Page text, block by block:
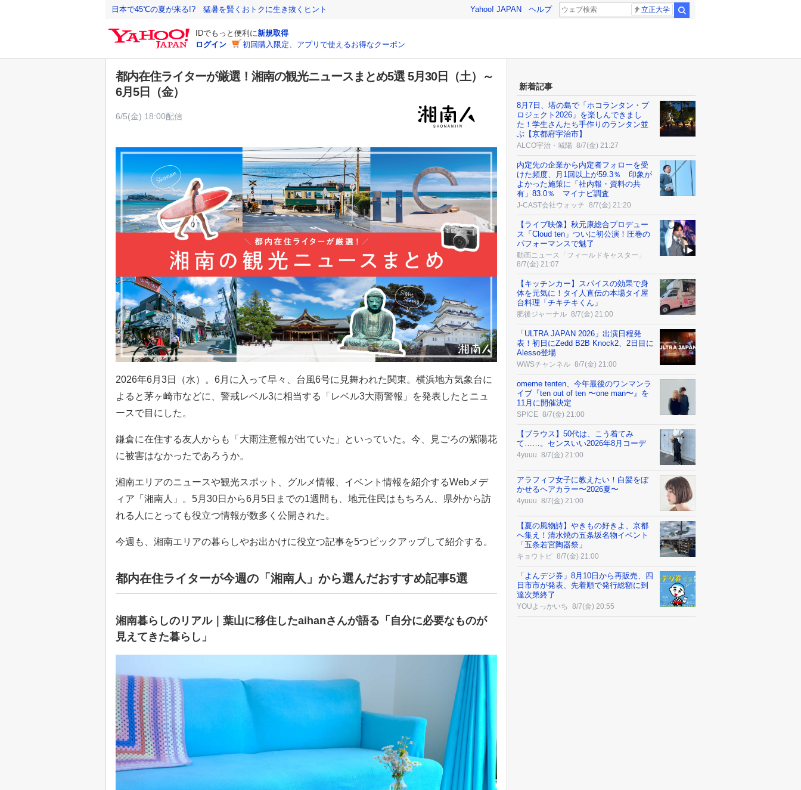
日本で45℃の夏が来る!? 猛暑を賢くおトクに生き抜くヒント Yahoo! JAPAN ヘルプ 立正大学
IDでもっと便利に新規取得
ログイン
初回購入限定、アプリで使えるお得なクーポン
都内在住ライターが厳選！湘南の観光ニュースまとめ5選 5月30日（土）～
6月5日（金）
6/5(金) 18:00配信
2026年6月3日（水）。6月に入って早々、台風6号に見舞われた関東。横浜地方気象台に
よると茅ヶ崎市などに、警戒レベル3に相当する「レベル3大雨警報」を発表したとニュ
ースで目にした。
鎌倉に在住する友人からも「大雨注意報が出ていた」といっていた。今、見ごろの紫陽花
に被害はなかったであろうか。
湘南エリアのニュースや観光スポット、グルメ情報、イベント情報を紹介するWebメデ
ィア「湘南人」。5月30日から6月5日までの1週間も、地元住民はもちろん、県外から訪
れる人にとっても役立つ情報が数多く公開された。
今週も、湘南エリアの暮らしやお出かけに役立つ記事を5つピックアップして紹介する。
都内在住ライターが今週の「湘南人」から選んだおすすめ記事5選
湘南暮らしのリアル｜葉山に移住したaihanさんが語る「自分に必要なものが
見えてきた暮らし」
新着記事
8月7日、塔の島で「ホコランタン・プ
ロジェクト2026」を楽しんできまし
た！学生さんたち手作りのランタン並
ぶ【京都府宇治市】
ALCO宇治・城陽 8/7(金) 21:27
内定先の企業から内定者フォローを受
けた頻度、月1回以上が59.3％ 印象が
よかった施策に「社内報・資料の共
有」83.0％ マイナビ調査
J-CAST会社ウォッチ 8/7(金) 21:20
【ライブ映像】秋元康総合プロデュー
ス「Cloud ten」ついに初公演！圧巻の
パフォーマンスで魅了
動画ニュース「フィールドキャスター」
8/7(金) 21:07
【キッチンカー】スパイスの効果で身
体を元気に！タイ人直伝の本場タイ屋
台料理「チキチキくん」
肥後ジャーナル 8/7(金) 21:00
「ULTRA JAPAN 2026」出演日程発
表！初日にZedd B2B Knock2、2日目に
Alesso登場
WWSチャンネル 8/7(金) 21:00
omeme tenten、今年最後のワンマンラ
イブ『ten out of ten 〜one man〜』を
11月に開催決定
SPICE 8/7(金) 21:00
【ブラウス】50代は、こう着てみ
て……。センスいい2026年8月コーデ
4yuuu 8/7(金) 21:00
アラフィフ女子に教えたい！白髪をぼ
かせるヘアカラー〜2026夏〜
4yuuu 8/7(金) 21:00
【夏の風物詩】やきもの好きよ、京都
へ集え！清水焼の五条坂名物イベント
「五条若宮陶器祭」
キョウトピ 8/7(金) 21:00
「よんデジ券」8月10日から再販売、四
日市市が発表、先着順で発行総額に到
達次第終了
YOUよっかいち 8/7(金) 20:55